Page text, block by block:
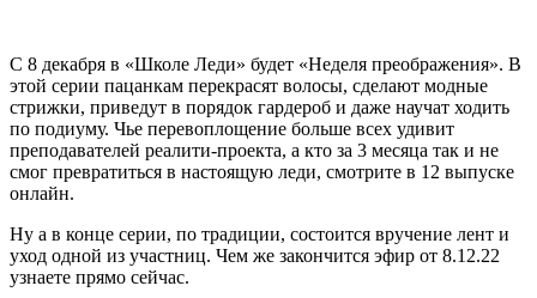
С 8 декабря в «Школе Леди» будет «Неделя преображения». В
этой серии пацанкам перекрасят волосы, сделают модные
стрижки, приведут в порядок гардероб и даже научат ходить
по подиуму. Чье перевоплощение больше всех удивит
преподавателей реалити-проекта, а кто за 3 месяца так и не
смог превратиться в настоящую леди, смотрите в 12 выпуске
онлайн.
Ну а в конце серии, по традиции, состоится вручение лент и
уход одной из участниц. Чем же закончится эфир от 8.12.22
узнаете прямо сейчас.